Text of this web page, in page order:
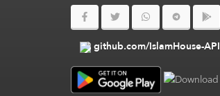
github.com/IslamHouse-API